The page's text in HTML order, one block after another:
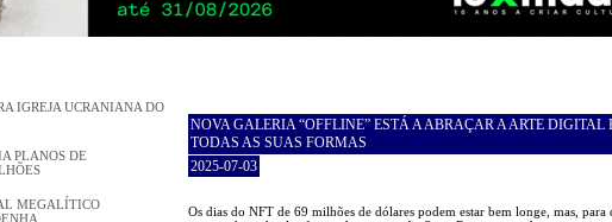
IGREJA UCRANIANA DO
PLANOS DE
MEGALÍTICO
NOVA GALERIA “OFFLINE” ESTÁ A ABRAÇAR A ARTE DIGITAL
TODAS AS SUAS FORMAS
2025-07-03
Os dias do NFT de 69 milhões de dólares podem estar bem longe, mas, para